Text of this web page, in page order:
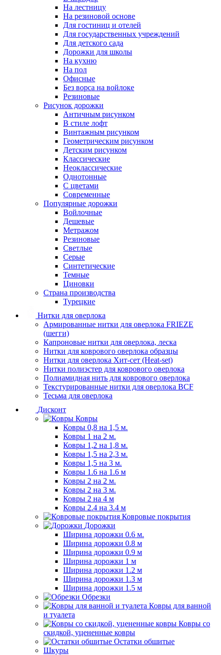
На лестницу
На резиновой основе
Для гостиниц и отелей
Для государственных учреждений
Для детского сада
Дорожки для школы
На кухню
На пол
Офисные
Без ворса на войлоке
Резиновые
Рисунок дорожки
Античным рисунком
В стиле лофт
Винтажным рисунком
Геометрическим рисунком
Детским рисунком
Классические
Неоклассические
Однотонные
С цветами
Современные
Популярные дорожки
Войлочные
Дешевые
Метражом
Резиновые
Светлые
Серые
Синтетические
Темные
Циновки
Страна производства
Турецкие
Нитки для оверлока
Армированные нитки для оверлока FRIEZE
(шегги)
Капроновые нитки для оверлока, леска
Нитки для коврового оверлока образцы
Нитки для оверлока Хит-сет (Heat-set)
Нитки полиэстер для коврового оверлока
Полиамидная нить для коврового оверлока
Текстурированные нитки для оверлока BCF
Тесьма для оверлока
Дисконт
Ковры
Ковры 0,8 на 1,5 м.
Ковры 1 на 2 м.
Ковры 1,2 на 1,8 м.
Ковры 1,5 на 2,3 м.
Ковры 1,5 на 3 м.
Ковры 1.6 на 1.6 м
Ковры 2 на 2 м.
Ковры 2 на 3 м.
Ковры 2 на 4 м
Ковры 2.4 на 3.4 м
Ковровые покрытия
Дорожки
Ширина дорожки 0.6 м.
Ширина дорожки 0.8 м
Ширина дорожки 0.9 м
Ширина дорожки 1 м
Ширина дорожки 1.2 м
Ширина дорожки 1.3 м
Ширина дорожки 1.5 м
Обрезки
Ковры для ванной
и туалета
Ковры со
скидкой, уцененные ковры
Остатки обшитые
Шкуры